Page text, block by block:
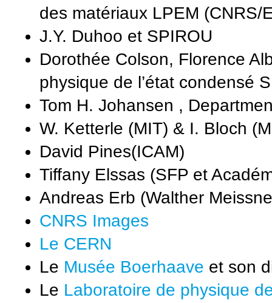
des matériaux LPEM (CNRS/
J.Y. Duhoo et SPIROU
Dorothée Colson, Florence
physique de l’état condensé
Tom H. Johansen ,
W. Ketterle (MIT) & I. Bloch
David Pines(ICAM)
Tiffany Elssas (SFP et
Andreas Erb (Walther
CNRS Images
Le CERN
Le Musée Boerhaave et son
Le Laboratoire de physique